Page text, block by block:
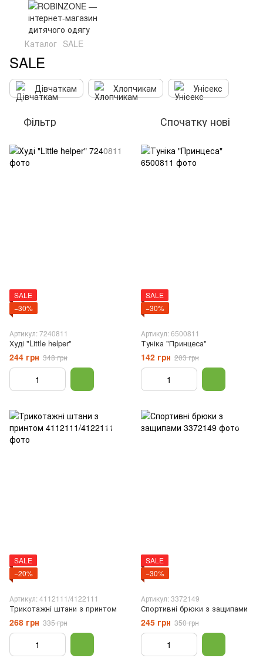
Каталог SALE
SALE
Дівчаткам Хлопчикам Унісекс
Фільтр Спочатку нові
SALE
−30%
Артикул: 7240811
Худі "Little helper"
244 грн 348 грн
SALE
−30%
Артикул: 6500811
Туніка "Принцеса"
142 грн 203 грн
SALE
−20%
Артикул: 4112111/4122111
Трикотажні штани з принтом
268 грн 335 грн
SALE
−30%
Артикул: 3372149
Спортивні брюки з защипами
245 грн 350 грн